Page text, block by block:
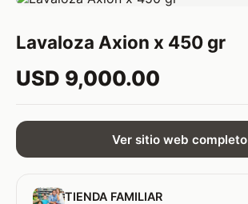
Lavaloza Axion x 450 gr
USD 9,000.00
Ver sitio web completo
TIENDA FAMILIAR